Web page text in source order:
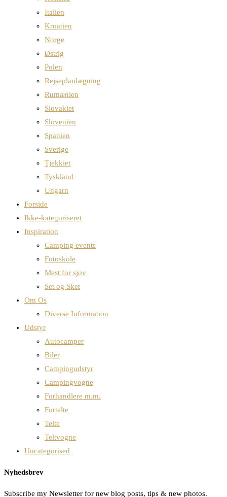
Italien
Kroatien
Norge
Østrig
Polen
Rejseplanlægning
Rumænien
Slovakiet
Slovenien
Spanien
Sverige
Tjekkiet
Tyskland
Ungarn
Forside
Ikke-kategoriseret
Inspiration
Camping events
Fotoskole
Mest for sjov
Set og Sket
Om Os
Diverse Information
Udstyr
Autocamper
Biler
Campingudstyr
Campingvogne
Forhandlere m.m.
Fortelte
Telte
Teltvogne
Uncategorised
Nyhedsbrev
Subscribe my Newsletter for new blog posts, tips & new photos.